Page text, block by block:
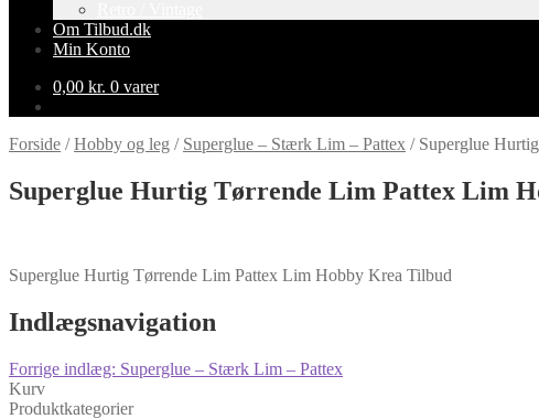
Om Tilbud.dk
Min Konto
0,00 kr. 0 varer
Forside /Hobby og leg / Superglue – Stærk Lim – Pattex / Superglue
Superglue Hurtig Tørrende Lim Pattex Lim
Superglue Hurtig Tørrende Lim Pattex Lim Hobby Krea Tilbud
Indlægsnavigation
Forrige indlæg: Superglue – Stærk Lim – Pattex
Kurv
Produktkategorier